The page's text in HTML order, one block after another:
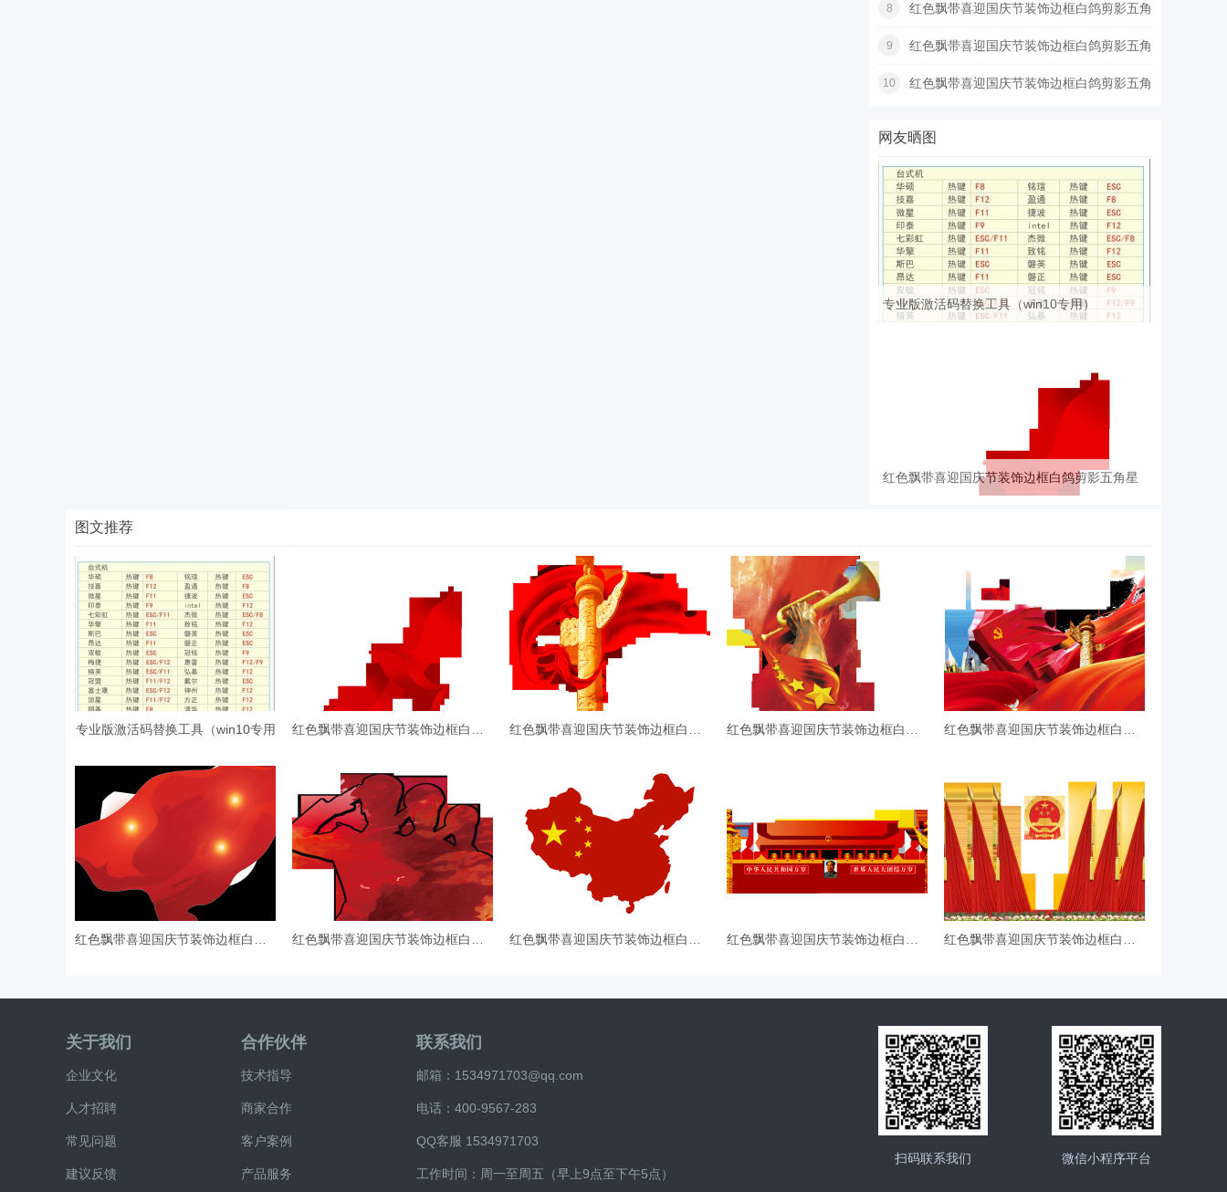
8 红色飘带喜迎国庆节装饰边框白鸽剪影五角
9 红色飘带喜迎国庆节装饰边框白鸽剪影五角
10 红色飘带喜迎国庆节装饰边框白鸽剪影五角
网友晒图
专业版激活码替换工具（win10专用）
红色飘带喜迎国庆节装饰边框白鸽剪影五角星
图文推荐
专业版激活码替换工具（win10专用
关于我们
企业文化
人才招聘
常见问题
建议反馈
合作伙伴
技术指导
商家合作
客户案例
产品服务
联系我们
邮箱：1534971703@qq.com
电话：400-9567-283
QQ客服 1534971703
工作时间：周一至周五（早上9点至下午5点）
微信小程序平台
扫码联系我们